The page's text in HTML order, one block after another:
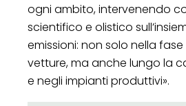
ogni ambito, intervenendo
scientifico e olistico
emissioni: non solo nella
vetture, ma anche lungo la
e negli impianti produttivi».